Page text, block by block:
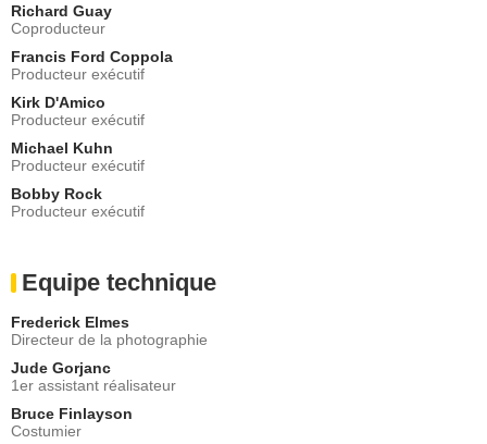
Richard Guay
Coproducteur
Francis Ford Coppola
Producteur exécutif
Kirk D'Amico
Producteur exécutif
Michael Kuhn
Producteur exécutif
Bobby Rock
Producteur exécutif
Equipe technique
Frederick Elmes
Directeur de la photographie
Jude Gorjanc
1er assistant réalisateur
Bruce Finlayson
Costumier